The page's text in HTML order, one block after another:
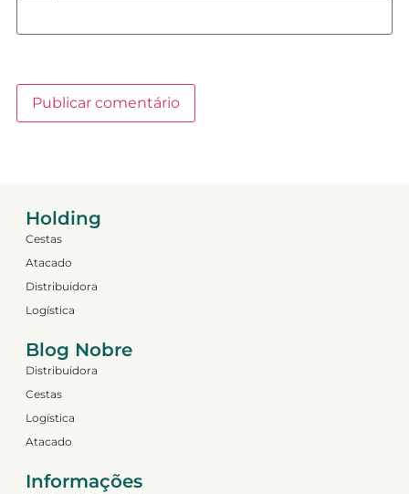
Holding
Cestas
Atacado
Distribuidora
Logística
Blog Nobre
Distribuidora
Cestas
Logística
Atacado
Informações